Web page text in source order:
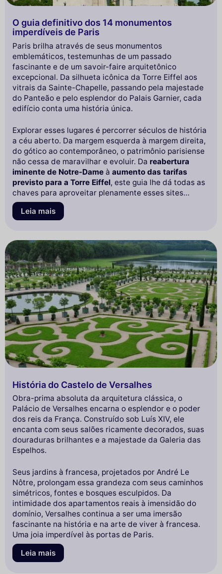
O guia definitivo dos 14 monumentos
imperdíveis de Paris
Paris brilha através de seus monumentos
emblemáticos, testemunhas de um passado
fascinante e de um savoir-faire arquitetônico
excepcional. Da silhueta icônica da Torre Eiffel aos
vitrais da Sainte-Chapelle, passando pela majestade
do Panteão e pelo esplendor do Palais Garnier, cada
edifício conta uma história única.
Explorar esses lugares é percorrer séculos de história
a céu aberto. Da margem esquerda à margem direita,
do gótico ao contemporâneo, o patrimônio parisiense
não cessa de maravilhar e evoluir. Da reabertura
iminente de Notre-Dame à aumento das tarifas
previsto para a Torre Eiffel, este guia lhe dá todas as
chaves para aproveitar plenamente esses sites
míticos.
Leia mais
História do Castelo de Versalhes
Obra-prima absoluta da arquitetura clássica, o
Palácio de Versalhes encarna o esplendor e o poder
dos reis da França. Construído sob Luís XIV, ele
encanta com seus salões ricamente decorados, suas
douraduras brilhantes e a majestade da Galeria das
Espelhos.
Seus jardins à francesa, projetados por André Le
Nôtre, prolongam essa grandeza com seus caminhos
simétricos, fontes e bosques esculpidos. Da
intimidade dos apartamentos reais à imensidão do
domínio, Versalhes continua a ser uma imersão
fascinante na história e na arte de viver à francesa.
Uma joia imperdível às portas de Paris.
Leia mais